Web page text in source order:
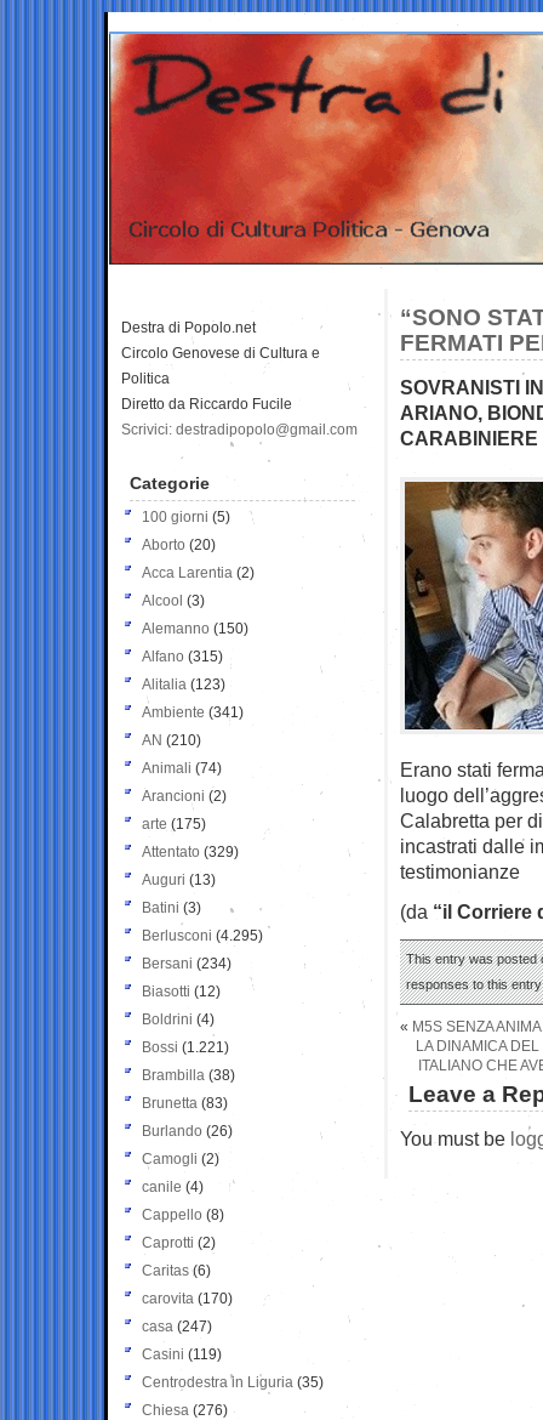
“SONO
FERMATI
SOVRANISTI
ARIANO,
CARABINIERE
Erano stati
luogo
Calabretta per
incastrati dalle
testimonianze
(da “il Corriere
This entry was posted
responses to this
« M5S SENZA
LA DINAMICA
ITALIANO CHE
Leave a
You must be
Destra di Popolo.net
Circolo Genovese di Cultura e
Politica
Diretto da Riccardo Fucile
Scrivici: destradipopolo@gmail.com
Categorie
100 giorni (5)
Aborto (20)
Acca Larentia (2)
Alcool (3)
Alemanno (150)
Alfano (315)
Alitalia (123)
Ambiente (341)
AN (210)
Animali (74)
Arancioni (2)
arte (175)
Attentato (329)
Auguri (13)
Batini (3)
Berlusconi (4.295)
Bersani (234)
Biasotti (12)
Boldrini (4)
Bossi (1.221)
Brambilla (38)
Brunetta (83)
Burlando (26)
Camogli (2)
canile (4)
Cappello (8)
Caprotti (2)
Caritas (6)
carovita (170)
casa (247)
Casini (119)
Centrodestra in Liguria (35)
Chiesa (276)